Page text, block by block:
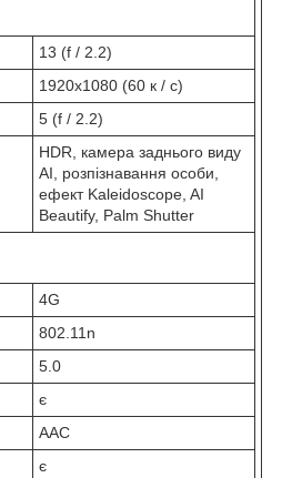
13 (f / 2.2)
1920x1080 (60 к / с)
5 (f / 2.2)
HDR, камера заднього виду
AI, розпізнавання особи,
ефект Kaleidoscope, AI
Beautify, Palm Shutter
4G
802.11n
5.0
є
AAC
є